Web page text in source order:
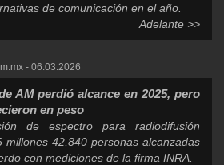
de comunicación en el año.
Adelante >>
- 06.03.2026
AM perdió alcance en 2025, pero
en peso
de espectro para radiodifusión
millones 42,840 personas alcanzadas
con mediciones de la firma INRA.